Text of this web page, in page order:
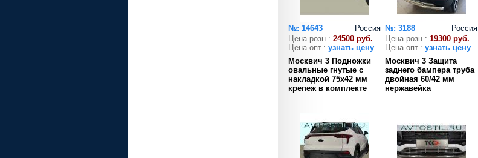
Россия
№: 14643
Цена розн.: 24500 руб.
Цена опт.: узнать цену
Москвич 3 Подножки
овальные гнутые с
накладкой 75х42 мм
крепеж в комплекте
Россия
№: 3188
Цена розн.: 19300 руб.
Цена опт.: узнать цену
Москвич 3 Защита
заднего бампера труба
двойная 60/42 мм
нержавейка